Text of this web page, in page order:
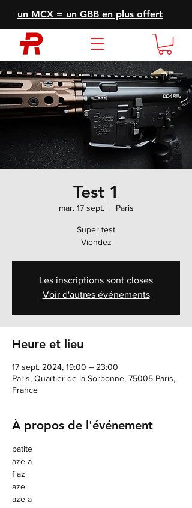
un MCX = un GBB en plus offert
Test 1
mar. 17 sept.
  |
Paris
Super test
Viendez
Les inscriptions sont closes
Voir d'autres événements
Heure et lieu
17 sept. 2024, 19:00 – 23:00
Paris, Quartier de la Sorbonne, 75005 Paris,
France
À propos de l'événement
patite
aze a
f az
aze
aze a